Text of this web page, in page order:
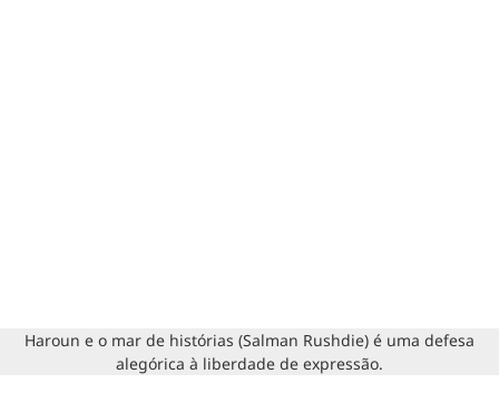
Haroun e o mar de histórias (Salman Rushdie) é uma defesa
alegórica à liberdade de expressão.